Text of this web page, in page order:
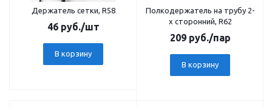
Держатель сетки, R58
46руб./шт
В корзину
Полкодержатель на трубу 2-
х сторонний, R62
209руб./пар
В корзину